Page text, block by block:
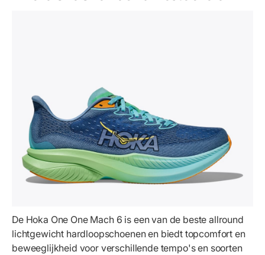
De Hoka One One Mach 6 is een van de beste allround
lichtgewicht hardloopschoenen en biedt topcomfort en
beweeglijkheid voor verschillende tempo's en soorten